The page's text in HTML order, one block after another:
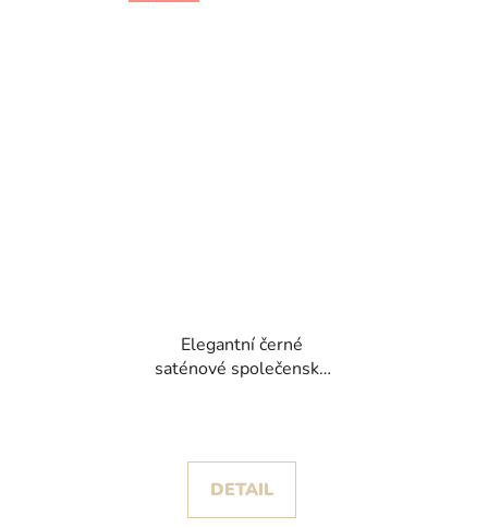
Elegantní černé
saténové společenské
DETAIL